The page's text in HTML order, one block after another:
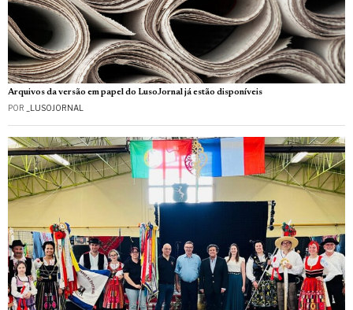
Arquivos da versão em papel do LusoJornal já estão disponíveis
POR _LUSOJORNAL